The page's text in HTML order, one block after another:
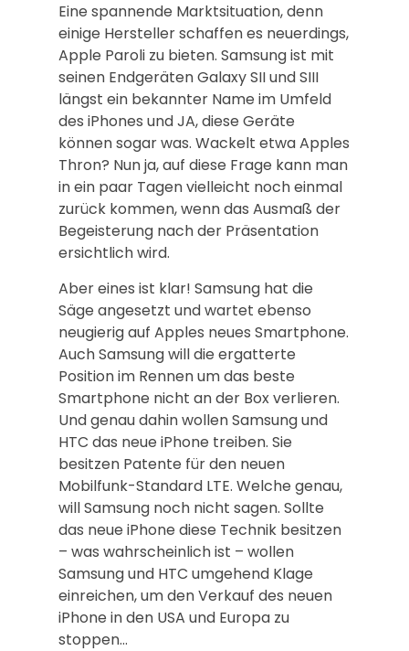
Eine spannende Marktsituation, denn
einige Hersteller schaffen es neuerdings,
Apple Paroli zu bieten. Samsung ist mit
seinen Endgeräten Galaxy SII und SIII
längst ein bekannter Name im Umfeld
des iPhones und JA, diese Geräte
können sogar was. Wackelt etwa Apples
Thron? Nun ja, auf diese Frage kann man
in ein paar Tagen vielleicht noch einmal
zurück kommen, wenn das Ausmaß der
Begeisterung nach der Präsentation
ersichtlich wird.
Aber eines ist klar! Samsung hat die
Säge angesetzt und wartet ebenso
neugierig auf Apples neues Smartphone.
Auch Samsung will die ergatterte
Position im Rennen um das beste
Smartphone nicht an der Box verlieren.
Und genau dahin wollen Samsung und
HTC das neue iPhone treiben. Sie
besitzen Patente für den neuen
Mobilfunk-Standard LTE. Welche genau,
will Samsung noch nicht sagen. Sollte
das neue iPhone diese Technik besitzen
– was wahrscheinlich ist – wollen
Samsung und HTC umgehend Klage
einreichen, um den Verkauf des neuen
iPhone in den USA und Europa zu
stoppen…